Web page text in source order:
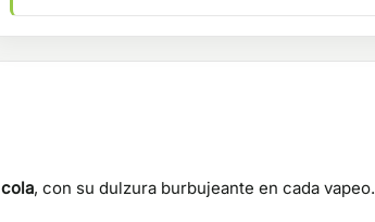
cola, con su dulzura burbujeante en cada vapeo.